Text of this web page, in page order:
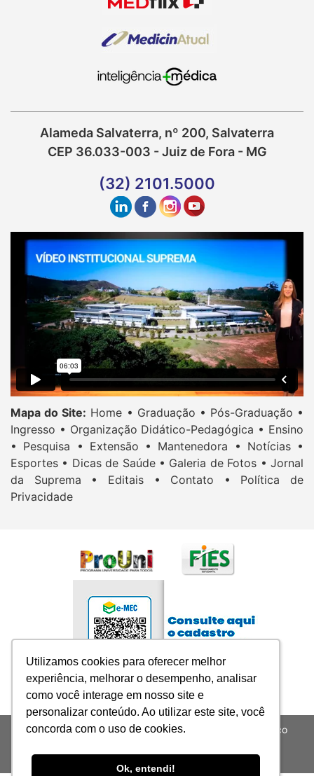
Utilizamos cookies para oferecer melhor
experiência, melhorar o desempenho, analisar
como você interage em nosso site e
personalizar conteúdo. Ao utilizar este site, você
concorda com o uso de cookies.
Ok, entendi!
Utilizamos cookies para oferecer melhor
experiência, melhorar o desempenho, analisar
como você interage em nosso site e
personalizar conteúdo. Ao utilizar este site, você
concorda com o uso de cookies.
Ok, entendi!
Alameda Salvaterra, nº 200, Salvaterra
CEP 36.033-003 - Juiz de Fora - MG
(32) 2101.5000
Mapa do Site: Home • Graduação • Pós-Graduação •
Ingresso • Organização Didático-Pedagógica • Ensino
• Pesquisa • Extensão • Mantenedora • Notícias •
Esportes • Dicas de Saúde • Galeria de Fotos • Jornal
da Suprema •
Editais • Contato •
Política de
Privacidade
SUPREMA-Sociedade Universitária para o Ensino Médico
Todos os Direitos Reservados